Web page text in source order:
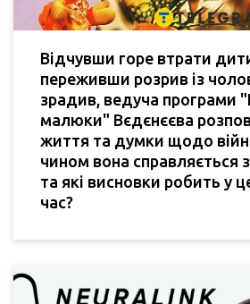
Відчувши горе втрати
переживши розрив із
зрадив, ведуча програми
малюки" Вєдєнєєва
життя та думки щодо
чином вона справляється
та які висновки робить у
час?